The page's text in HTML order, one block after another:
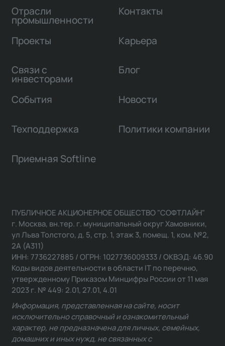
Отрасли
промышленности
Проекты
Связи с
инвесторами
Контакты
Карьера
Блог
События Новости
Техподдержка Политики компании
Приемная Softline
ПУБЛИЧНОЕ АКЦИОНЕРНОЕ ОБЩЕСТВО "СОФТЛАЙН"
г. Москва, вн.тер. г. муниципальный округ Хамовники,
ул Льва Толстого, д. 5, стр. 1, этаж 3, помещ. 1, ком. №2,
2А (А311)
ИНН: 7736227885 / ОГРН: 1027736009333 / ОКВЭД: 46.90
Коды видов деятельности в области IT по перечню,
утвержденному Приказом Минцифры России от 11 мая
2023 г. № 449: 2.01, 27.01, 4.01
Информация, представленная на сайте, носит
исключительно справочный и ознакомительный
характер, не предназначена для личных, семейных,
домашних и иных нужд, не связанных с